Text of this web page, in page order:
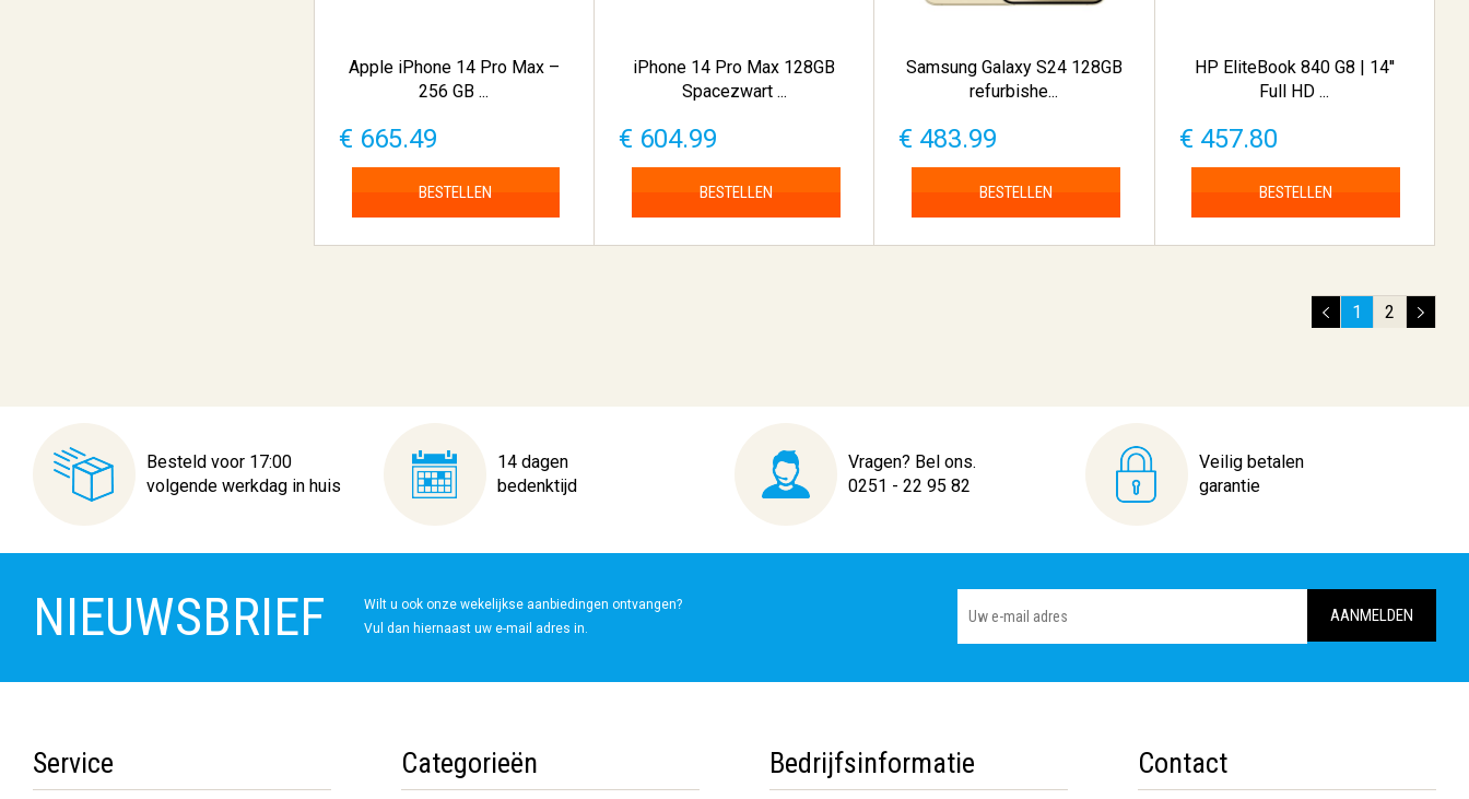
Apple iPhone 14 Pro Max –
256 GB ...
€ 665.49
BESTELLEN
iPhone 14 Pro Max 128GB
Spacezwart ...
€ 604.99
BESTELLEN
Samsung Galaxy S24 128GB
refurbishe...
€ 483.99
BESTELLEN
HP EliteBook 840 G8 | 14''
Full HD ...
€ 457.80
BESTELLEN
1 2
Besteld voor 17:00
volgende werkdag in huis
14 dagen
bedenktijd
Vragen? Bel ons.
0251 - 22 95 82
Veilig betalen
garantie
NIEUWSBRIEF
Wilt u ook onze wekelijkse aanbiedingen ontvangen?
Vul dan hiernaast uw e-mail adres in.
Service Categorieën Bedrijfsinformatie Contact